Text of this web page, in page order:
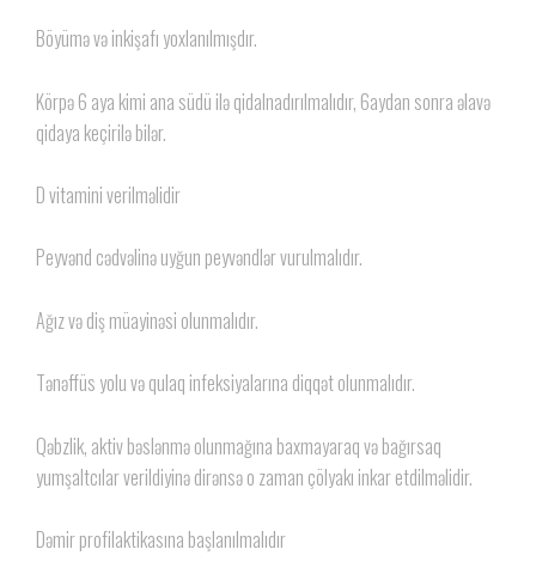
Böyümə və inkişafı yoxlanılmışdır.
Körpə 6 aya kimi ana südü ilə qidalnadırılmalıdır, 6aydan sonra əlavə
qidaya keçirilə bilər.
D vitamini verilməlidir
Peyvənd cədvəlinə uyğun peyvəndlər vurulmalıdır.
Ağız və diş müayinəsi olunmalıdır.
Tənəffüs yolu və qulaq infeksiyalarına diqqət olunmalıdır.
Qəbzlik, aktiv bəslənmə olunmağına baxmayaraq və bağırsaq
yumşaltcılar verildiyinə dirənsə o zaman çölyakı inkar etdilməlidir.
Dəmir profilaktikasına başlanılmalıdır